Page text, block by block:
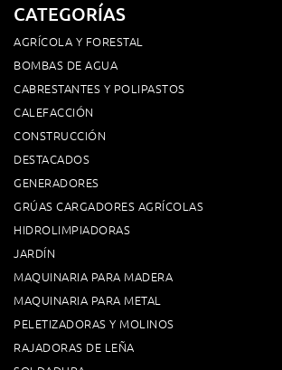
CATEGORÍAS
AGRÍCOLA Y FORESTAL
BOMBAS DE AGUA
CABRESTANTES Y POLIPASTOS
CALEFACCIÓN
CONSTRUCCIÓN
DESTACADOS
GENERADORES
GRÚAS CARGADORES AGRÍCOLAS
HIDROLIMPIADORAS
JARDÍN
MAQUINARIA PARA MADERA
MAQUINARIA PARA METAL
PELETIZADORAS Y MOLINOS
RAJADORAS DE LEÑA